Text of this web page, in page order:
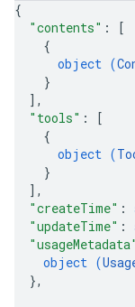
{
"contents" :
[
{
object (
}
] ,
"tools" :
[
{
object (
}
] ,
"createTime" :
"updateTime" :
"usageMetadata"
object (
},